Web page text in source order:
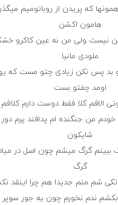
همونها که پریدن از روباتومیم
هامون اکشن
نیست ولی من نه عین کاکرو
ملودی مانیا
بد پس نکن زیادی چتو مست که
اومد چفتو بست
الافم کلا فقط دوست دارم کلافم
من جنگنده ام پدافند پرم
شایکون
ببینم گرگ میشم چون اصل در
گرگ
شم منم جدیدا هم چرا اینقد
ندم نخورم چون یه جور سوپر